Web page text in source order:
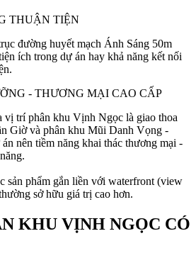
THUẬN TIỆN
đường huyết mạch Ánh Sáng 50m
ích trong dự án hay khả năng kết nối
- THƯƠNG MẠI CAO CẤP
trí phân khu Vịnh Ngọc là giao thoa
Giờ và phân khu Mũi Danh Vọng -
nên tiềm năng khai thác thương mại -
sản phẩm gắn liền với waterfront (view
sở hữu giá trị cao hơn.
KHU VỊNH NGỌC CÓ